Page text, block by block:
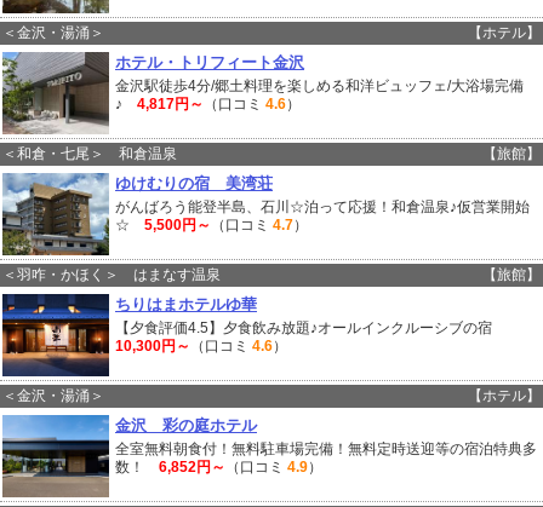
＜金沢・湯涌＞ 【ホテル】
ホテル・トリフィート金沢
金沢駅徒歩4分/郷土料理を楽しめる和洋ビュッフェ/大浴場完備
♪ 4,817円～ （口コミ 4.6）
＜和倉・七尾＞ 和倉温泉 【旅館】
ゆけむりの宿 美湾荘
がんばろう能登半島、石川☆泊って応援！和倉温泉♪仮営業開始
☆ 5,500円～ （口コミ 4.7）
＜羽咋・かほく＞ はまなす温泉 【旅館】
ちりはまホテルゆ華
【夕食評価4.5】夕食飲み放題♪オールインクルーシブの宿
10,300円～
（口コミ 4.6）
＜金沢・湯涌＞ 【ホテル】
金沢 彩の庭ホテル
全室無料朝食付！無料駐車場完備！無料定時送迎等の宿泊特典多
数！ 6,852円～ （口コミ 4.9）